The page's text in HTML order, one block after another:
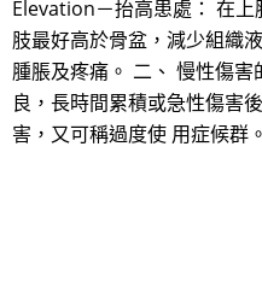
Elevation－抬高患處： 在
肢最好高於骨盆，減少組織
腫脹及疼痛。 二、 慢性傷
良，長時間累積或急性傷害
害，又可稱過度使 用症候群